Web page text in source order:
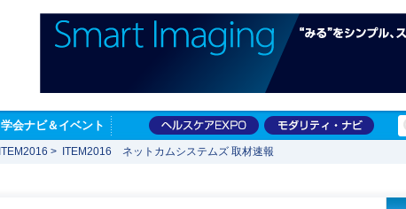
学会ナビ＆イベント
ITEM2016 > ITEM2016 ネットカムシステムズ 取材速報